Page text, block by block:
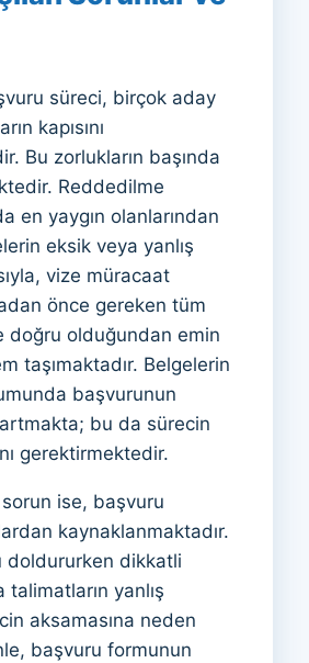
süreci, birçok aday
kapısını
Bu zorlukların başında
Reddedilme
en yaygın olanlarından
eksik veya yanlış
vize müracaat
önce gereken tüm
doğru olduğundan emin
taşımaktadır. Belgelerin
başvurunun
bu da sürecin
gerektirmektedir.
ise, başvuru
kaynaklanmaktadır.
doldururken dikkatli
talimatların yanlış
aksamasına neden
başvuru formunun